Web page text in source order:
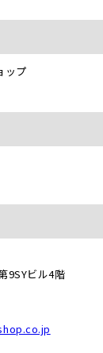
ップ
9SYビル4階